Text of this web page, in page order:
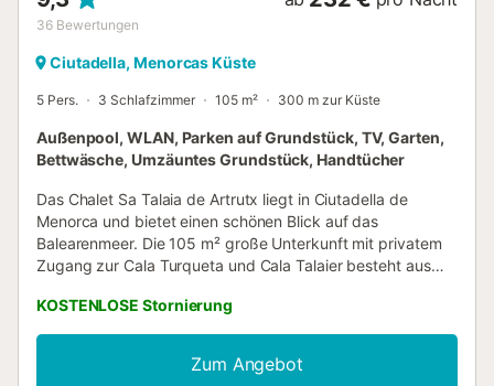
36 Bewertungen
Ciutadella, Menorcas Küste
5 Pers. 3 Schlafzimmer 105 m² 300 m zur Küste
Außenpool, WLAN, Parken auf Grundstück, TV, Garten,
Bettwäsche, Umzäuntes Grundstück, Handtücher
Das Chalet Sa Talaia de Artrutx liegt in Ciutadella de
Menorca und bietet einen schönen Blick auf das
Balearenmeer. Die 105 m² große Unterkunft mit privatem
Zugang zur Cala Turqueta und Cala Talaier besteht aus
Schlafzimmern und 2 Bädern und bietet somit Platz für 5
Personen. Ein zusätzliches Kind (bis zu 15 Jahren) kann
untergebracht werden. Zur Ausstattung gehören
außerdem ein TV sowie eine Waschmaschine. Ein Babybett
KOSTENLOSE Stornierung
Zum Angebot